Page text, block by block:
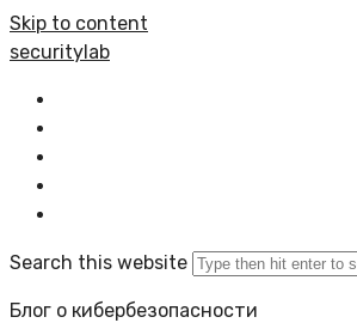
Skip to content
securitylab
Search this website
Блог о кибербезопасности